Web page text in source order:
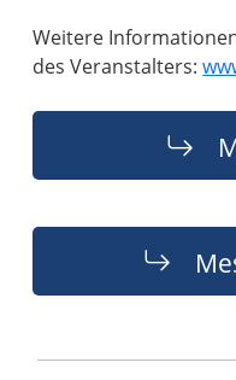
Weitere
des Veranstalters: